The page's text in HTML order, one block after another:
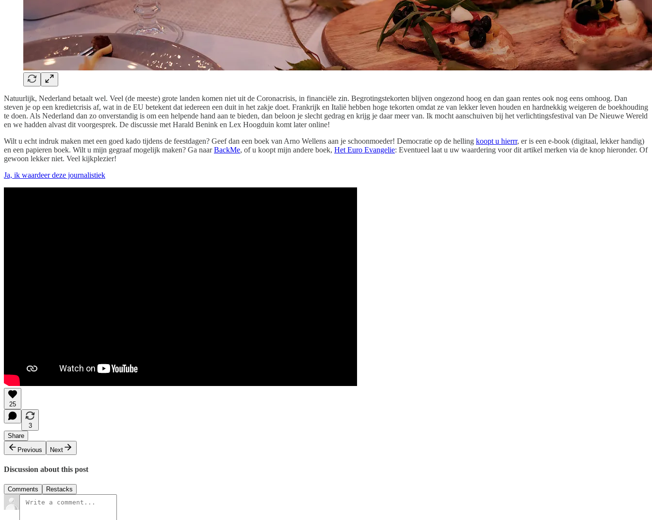
Natuurlijk, Nederland betaalt wel. Veel (de meeste) grote landen komen niet uit de Coronacrisis, in financiële zin. Begrotingstekorten blijven ongezond hoog en dan gaan rentes ook nog eens omhoog. Dan
steven je op een kredietcrisis af, wat in de EU betekent dat iedereen een duit in het zakje doet. Frankrijk en Italië hebben hoge tekorten omdat ze van lekker leven houden en hardnekkig weigeren de boekhouding
te doen. Als Nederland dan zo onverstandig is om een helpende hand aan te bieden, dan beloon je slecht gedrag en krijg je daar meer van. Ik mocht aanschuiven bij het verlichtingsfestival van De Nieuwe Wereld
en we hadden alvast dit voorgesprek. De discussie met Harald Benink en Lex Hoogduin komt later online!
Wilt u echt indruk maken met een goed kado tijdens de feestdagen? Geef dan een boek van Arno Wellens aan je schoonmoeder! Democratie op de helling koopt u hierrr, er is een e-book (digitaal, lekker handig)
en een papieren boek. Wilt u mijn gegraaf mogelijk maken? Ga naarBackMe, of u koopt mijn andere boek, Het Euro Evangelie: Eventueel laat u uw waardering voor dit artikel merken via de knop hieronder. Of
gewoon lekker niet. Veel kijkplezier!
Ja, ik waardeer deze journalistiek
25
3
Share
Previous
Next
Discussion about this post
Comments Restacks